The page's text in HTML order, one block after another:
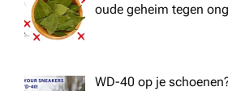
oude geheim tegen
WD-40 op je